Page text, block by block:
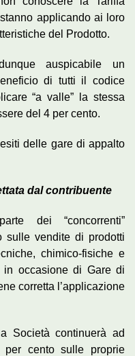
applicando ai loro
del Prodotto.
auspicabile un
di tutti il codice
“a valle” la stessa
del 4 per cento.
delle gare di appalto
dal contribuente
dei “concorrenti”
sulle vendite di prodotti
chimico-fisiche e
in occasione di Gare di
corretta l’applicazione
Società continuerà ad
per cento sulle proprie